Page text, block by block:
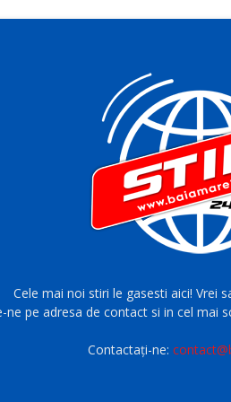
Cele mai noi stiri le gasesti aici! Vrei
ne pe adresa de contact si in cel mai
Contactați-ne: